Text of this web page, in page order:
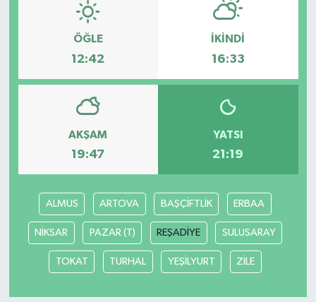
ÖĞLE
12:42
İKINDI
16:33
AKŞAM
19:47
YATSI
21:19
ALMUS ARTOVA BAŞÇİFTLİK ERBAA
NİKSAR PAZAR (T) REŞADİYE SULUSARAY
TOKAT TURHAL YEŞİLYURT ZİLE